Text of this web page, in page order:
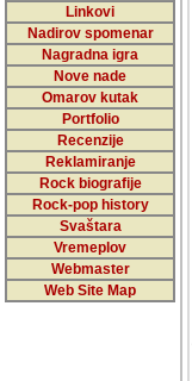
Linkovi
Nadirov spomenar
Nagradna igra
Nove nade
Omarov kutak
Portfolio
Recenzije
Reklamiranje
Rock biografije
Rock-pop history
Svaštara
Vremeplov
Webmaster
Web Site Map